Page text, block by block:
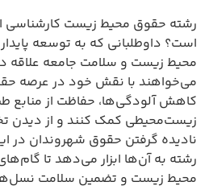
رشته حقوق محیط زیست کارشناسی
است؟ داوطلبانی که به توسعه
محیط زیست و سلامت جامعه علاقه
می‌خواهند با نقش خود در عرصه
کاهش آلودگی‌ها، حفاظت از منابع
زیست‌محیطی کمک کنند و از دیدن
نادیده گرفتن حقوق شهروندان در
رشته به آن‌ها ابزار می‌دهد تا
محیط زیست و تضمین سلامت نسل‌های